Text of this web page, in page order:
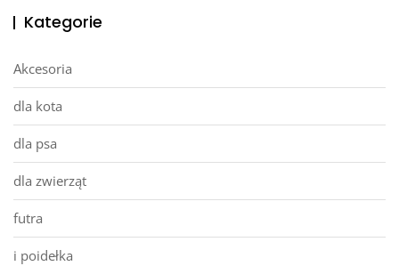
Kategorie
Akcesoria
dla kota
dla psa
dla zwierząt
futra
i poidełka